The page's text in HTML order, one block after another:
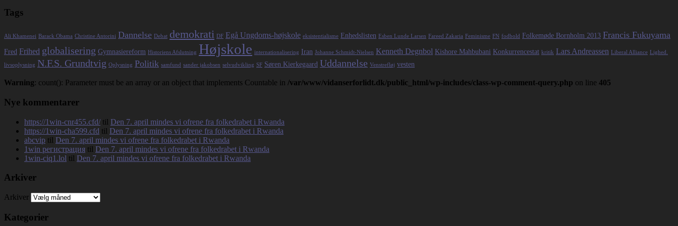
Tags
Ali Khamenei Barack Obama Christine Antorini Dannelse Debat demokrati DF Egå Ungdoms-højskole eksistentialisme Enhedslisten Esben Lunde Larsen Fareed Zakaria Feminisme FN fodbold Folkemøde Bornholm 2013 Francis Fukuyama
Fred Frihed globalisering Gymnasiereform Historiens Afslutning Højskole internationalisering Iran Johanne Schmidt-Nielsen Kenneth Degnbol Kishore Mahbubani Konkurrencestat kritik Lars Andreassen Liberal Alliance Lighed.
livsoplysning N.F.S. Grundtvig Oplysning Politik samfund sander jakobsen selvudvikling SF Søren Kierkegaard Uddannelse Venstrefløj vesten
Warning: count(): Parameter must be an array or an object that implements Countable in /var/www/vidanserforlidt.dk/public_html/wp-includes/class-wp-comment-query.php on line 405
Nye kommentarer
https://1win-cnr455.cfd/til Den 7. april mindes vi ofrene fra folkedrabet i Rwanda
https://1win-cha599.cfd til Den 7. april mindes vi ofrene fra folkedrabet i Rwanda
abcvip til Den 7. april mindes vi ofrene fra folkedrabet i Rwanda
1win регистрация til Den 7. april mindes vi ofrene fra folkedrabet i Rwanda
1win-ciq1.lol til Den 7. april mindes vi ofrene fra folkedrabet i Rwanda
Arkiver
Arkiver
Kategorier